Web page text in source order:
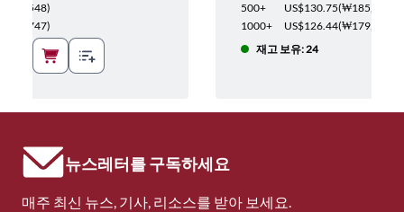
)
)
500+
US$130.75(₩185,260
1000+
US$126.44(₩179,153
재고 보유: 24
뉴스레터를 구독하세요
매주 최신 뉴스, 기사, 리소스를 받아 보세요.